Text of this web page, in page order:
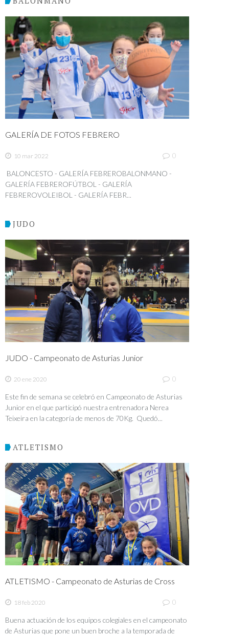
GALERÍA DE FOTOS FEBRERO
10 mar 2022 0
BALONCESTO - GALERÍA FEBREROBALONMANO -
GALERÍA FEBREROFÚTBOL - GALERÍA
FEBREROVOLEIBOL - GALERÍA FEBR...
JUDO
JUDO - Campeonato de Asturias Junior
20 ene 2020 0
Este fin de semana se celebró en Campeonato de Asturias
Junior en el que participó nuestra entrenadora Nerea
Teixeira en la categoría de menos de 70Kg. Quedó...
ATLETISMO
ATLETISMO - Campeonato de Asturias de Cross
18 feb 2020 0
Buena actuación de los equipos colegiales en el campeonato
de Asturias que pone un buen broche a la temporada de